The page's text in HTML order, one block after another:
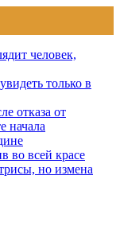
человек,
только в
отказа от
начала
во всей красе
но измена